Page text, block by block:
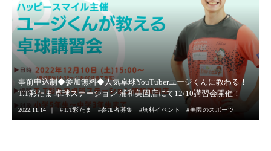
事前申込制◆参加無料◆人気卓球YouTuberユージくんに教わる！
T.T彩たま 卓球ステーション 浦和美園店にて12/10講習会開催！
2022.11.14 T.T彩たま 参加者募集 無料イベント 美園のスポーツ